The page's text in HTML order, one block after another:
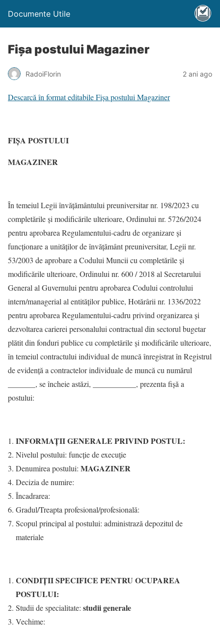
Documente Utile
Fișa postului Magaziner
RadoiFlorin 2 ani ago
Descarcă în format editabile Fișa postului Magaziner
FIŞA POSTULUI
MAGAZINER
În temeiul Legii învăţământului preuniversitar nr. 198/2023 cu
completările și modificările ulterioare, Ordinului nr. 5726/2024
pentru aprobarea Regulamentului-cadru de organizare şi
funcţionare a unităţilor de învăţământ preuniversitar, Legii nr.
53/2003 de aprobare a Codului Muncii cu completările și
modificările ulterioare, Ordinului nr. 600 / 2018 al Secretarului
General al Guvernului pentru aprobarea Codului controlului
intern/managerial al entităţilor publice, Hotărârii nr. 1336/2022
pentru aprobarea Regulamentului-cadru privind organizarea şi
dezvoltarea carierei personalului contractual din sectorul bugetar
plătit din fonduri publice cu completările și modificările ulterioare,
în temeiul contractului individual de muncă înregistrat în Registrul
de evidenţă a contractelor individuale de muncă cu numărul
_______, se încheie astăzi, ___________, prezenta fişă a
postului:
INFORMAŢII GENERALE PRIVIND POSTUL:
Nivelul postului: funcție de execuție
Denumirea postului: MAGAZINER
Decizia de numire:
Încadrarea:
Gradul/Treapta profesional/profesională:
Scopul principal al postului: administrază depozitul de
materiale
CONDIŢII SPECIFICE PENTRU OCUPAREA
POSTULUI:
Studii de specialitate: studii generale
Vechime: